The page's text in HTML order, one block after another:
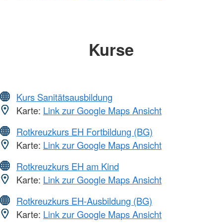
Kurse
Kurs Sanitätsausbildung
Karte: Link zur Google Maps Ansicht
Rotkreuzkurs EH Fortbildung (BG)
Karte: Link zur Google Maps Ansicht
Rotkreuzkurs EH am Kind
Karte: Link zur Google Maps Ansicht
Rotkreuzkurs EH-Ausbildung (BG)
Karte: Link zur Google Maps Ansicht